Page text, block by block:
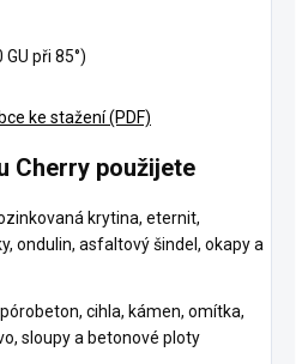
při 85°)
ke stažení (PDF)
Cherry použijete
krytina, eternit,
ondulin, asfaltový šindel, okapy a
cihla, kámen, omítka,
sloupy a betonové ploty